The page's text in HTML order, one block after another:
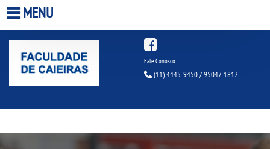
MENU
Fale Conosco
(11) 4445-9450 / 95047-1812